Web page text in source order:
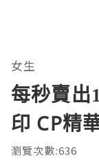
女生
每秒賣出
印 CP精
瀏覽次數:636